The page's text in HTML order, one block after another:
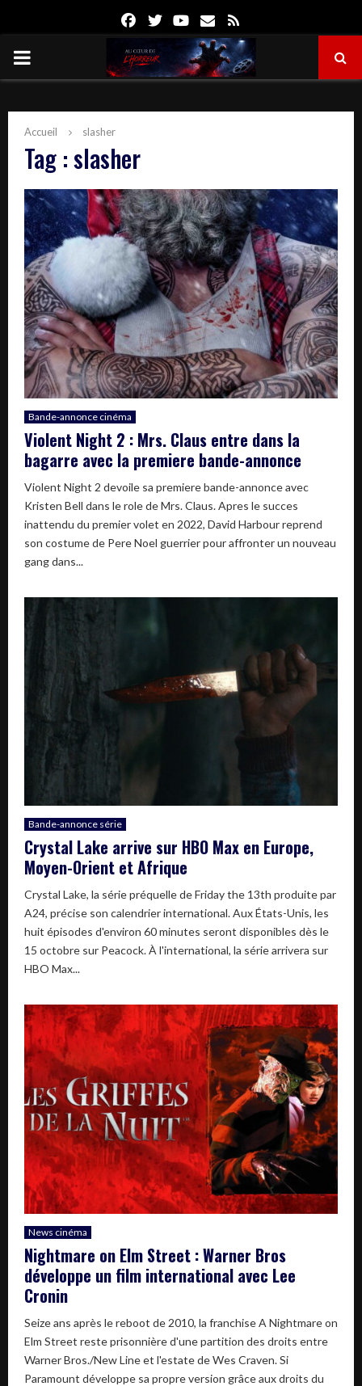
FacebookTwitterYoutube
Email
PRIMARY
Accueil slasher
Tag : slasher
Bande-annonce cinéma
Violent Night 2 : Mrs. Claus entre dans la
bagarre avec la premiere bande-annonce
Violent Night 2 devoile sa premiere bande-annonce avec
Kristen Bell dans le role de Mrs. Claus. Apres le succes
inattendu du premier volet en 2022, David Harbour reprend
son costume de Pere Noel guerrier pour affronter un nouveau
gang dans...
Bande-annonce série
Crystal Lake arrive sur HBO Max en Europe,
Moyen-Orient et Afrique
Crystal Lake, la série préquelle de Friday the 13th produite par
A24, précise son calendrier international. Aux États-Unis, les
huit épisodes d'environ 60 minutes seront disponibles dès le
15 octobre sur Peacock. À l'international, la série arrivera sur
HBO Max...
News cinéma
Nightmare on Elm Street : Warner Bros
développe un film international avec Lee
Cronin
Seize ans après le reboot de 2010, la franchise A Nightmare on
Elm Street reste prisonnière d'une partition des droits entre
Warner Bros./New Line et l'estate de Wes Craven. Si
Paramount développe sa propre version grâce aux droits du